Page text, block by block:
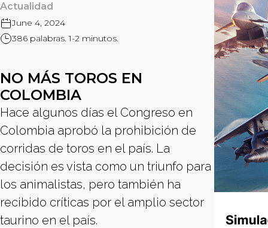
Actualidad
June 4, 2024
386 palabras. 1-2 minutos.
NO MÁS TOROS EN
COLOMBIA
Hace algunos días el Congreso en
Colombia aprobó la prohibición de
corridas de toros en el país. La
decisión es vista como un triunfo para
los animalistas, pero también ha
recibido críticas por el amplio sector
taurino en el país.